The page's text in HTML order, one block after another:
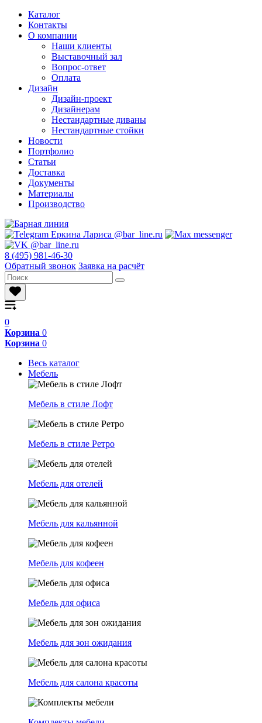
Каталог
Контакты
О компании
Наши клиенты
Выставочный зал
Вопрос-ответ
Оплата
Дизайн
Дизайн-проект
Дизайнерам
Нестандартные диваны
Нестандартные стойки
Новости
Портфолио
Статьи
Доставка
Документы
Материалы
Производство
8 (495) 981-46-30
Обратный звонок Заявка на расчёт
0
Корзина 0
Корзина 0
Весь каталог
Мебель
Мебель в стиле Лофт
Мебель в стиле Ретро
Мебель для отелей
Мебель для кальянной
Мебель для кофеен
Мебель для офиса
Мебель для зон ожидания
Мебель для салона красоты